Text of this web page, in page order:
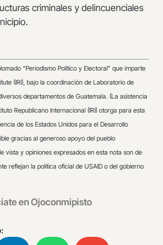
criminales y delincuenciales
“Periodismo Político y Electoral” que imparte
(IRI), bajo la coordinación de Laboratorio de
departamentos de Guatemala. (La asistencia
Republicano Internacional (IRI) otorga para esta
de los Estados Unidos para el Desarrollo
gracias al generoso apoyo del pueblo
vista y opiniones expresados en esta nota son de
reflejan la política oficial de USAID o del gobierno
en Ojoconmipisto